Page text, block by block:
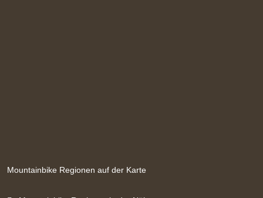
Mountainbike Regionen auf der Karte